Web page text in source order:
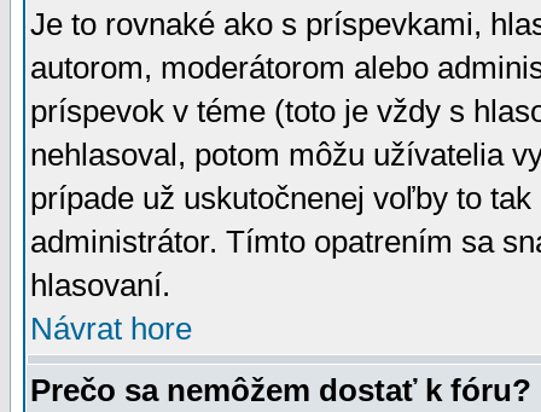
Je to rovnaké ako s príspevkami,
autorom, moderátorom alebo
príspevok v téme (toto je vždy s
nehlasoval, potom môžu užívatelia
prípade už uskutočnenej voľby to
administrátor. Tímto opatrením sa
hlasovaní.
Návrat hore
Prečo sa nemôžem dostať k fóru?